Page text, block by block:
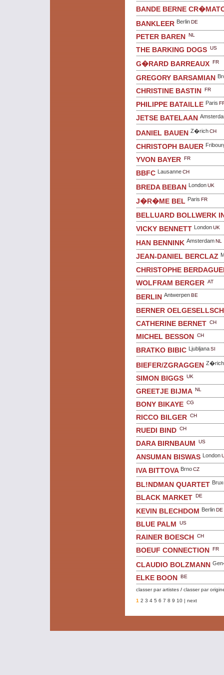
BANDE BERNE
BANKLEER BerlinDE
PETER BAREN NL
THE BARKING DOGS US
G�RARD BARREAUX FR
GREGORY BARSAMIAN
CHRISTINE BASTIN FR
PHILIPPE BATAILLE Paris
JETSE BATELAAN
DANIEL BAUEN Z�richCH
CHRISTOPH BAUER
YVON BAYER FR
BBFC LausanneCH
BREDA BEBAN LondonUK
J�R�ME BEL Paris FR
BELLUARD BOLLWERK
VICKY BENNETT LondonUK
HAN BENNINK Amsterdam NL
JEAN-DANIEL BERCLAZ
CHRISTOPHE
WOLFRAM BERGER AT
BERLIN Antwerpen BE
BERNER
CATHERINE BERNET CH
MICHEL BESSON CH
BRATKO BIBIC LjubljanaSI
BIEFER/ZGRAGGEN Z�rich
SIMON BIGGS UK
GREETJE BIJMA NL
BONY BIKAYE CG
RICCO BILGER CH
RUEDI BIND CH
DARA BIRNBAUM US
ANSUMAN BISWAS London
IVA BITTOVA BrnoCZ
BL!NDMAN QUARTET
BLACK MARKET DE
KEVIN BLECHDOM BerlinDE
BLUE PALM US
RAINER BOESCH CH
BOEUF CONNECTION FR
CLAUDIO BOLZMANN
ELKE BOON BE
classer par artistes / classer par
1 2 3 4 5 6 7 8 9 10 | next